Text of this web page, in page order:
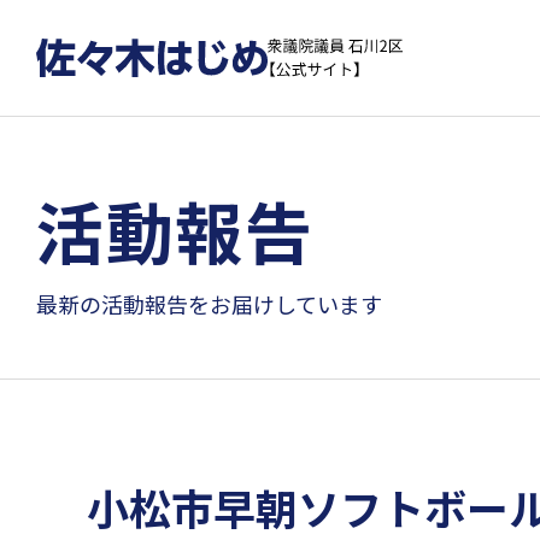
活動報告
最新の活動報告をお届けしています
小松市早朝ソフトボー